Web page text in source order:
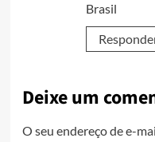
Brasil
Deixe um
O seu endereço de e-